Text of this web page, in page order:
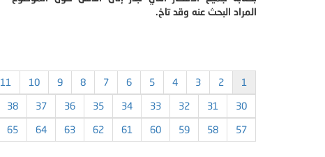
المراد البحث عنه وقد تاخ.
1
2
3
4
5
6
7
8
9
10
11
30
31
32
33
34
35
36
37
38
57
58
59
60
61
62
63
64
65